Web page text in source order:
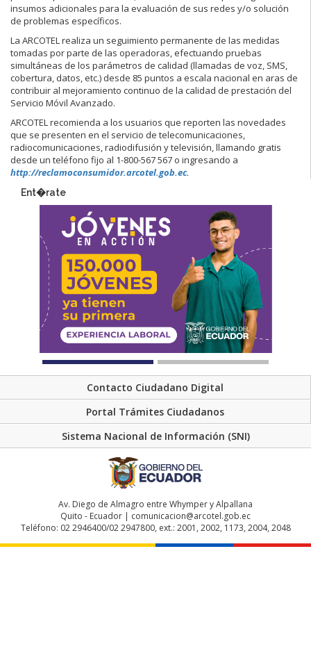
insumos adicionales para la evaluación de sus redes y/o solución
de problemas específicos.
La ARCOTEL realiza un seguimiento permanente de las medidas
tomadas por parte de las operadoras, efectuando pruebas
simultáneas de los parámetros de calidad (llamadas de voz, SMS,
cobertura, datos, etc.) desde 85 puntos a escala nacional en aras de
contribuir al mejoramiento continuo de la calidad de prestación del
Servicio Móvil Avanzado.
ARCOTEL recomienda a los usuarios que reporten las novedades
que se presenten en el servicio de telecomunicaciones,
radiocomunicaciones, radiodifusión y televisión, llamando gratis
desde un teléfono fijo al 1-800-567 567 o ingresando a
http://reclamoconsumidor.arcotel.gob.ec.
Ent�rate
Contacto Ciudadano Digital
Portal Trámites Ciudadanos
Sistema Nacional de Información (SNI)
Av. Diego de Almagro entre Whymper y Alpallana
Quito - Ecuador | comunicacion@arcotel.gob.ec
Teléfono: 02 2946400/02 2947800, ext.: 2001, 2002, 1173, 2004, 2048